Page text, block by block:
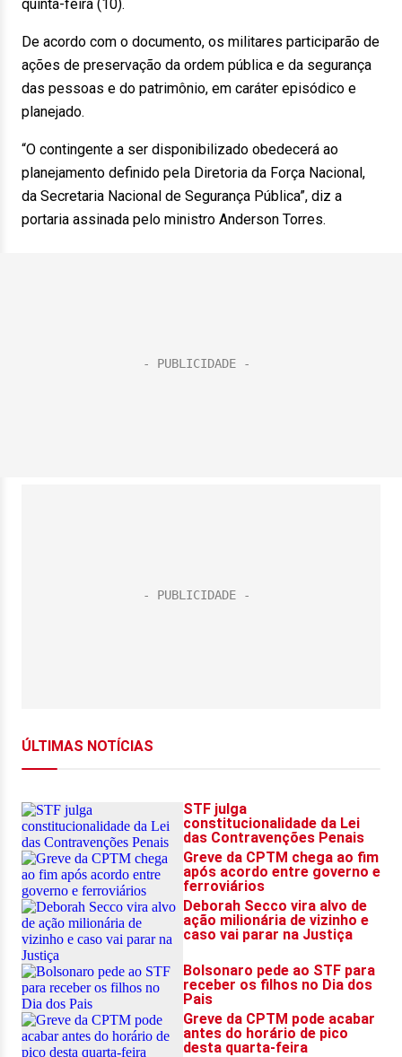
quinta-feira (10).
De acordo com o documento, os militares participarão de
ações de preservação da ordem pública e da segurança
das pessoas e do patrimônio, em caráter episódico e
planejado.
“O contingente a ser disponibilizado obedecerá ao
planejamento definido pela Diretoria da Força Nacional,
da Secretaria Nacional de Segurança Pública”, diz a
portaria assinada pelo ministro Anderson Torres.